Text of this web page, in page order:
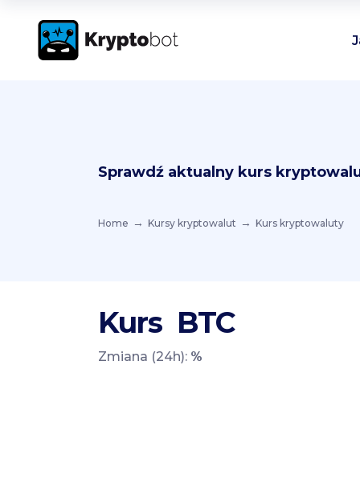
Sprawdź aktualny kurs
Home Kursy kryptowalut Kurs kryptowaluty
Kurs BTC
Zmiana (24h): %